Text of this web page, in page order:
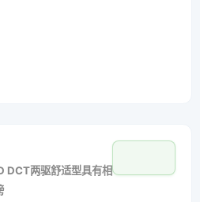
DCT两驱舒适型具有相